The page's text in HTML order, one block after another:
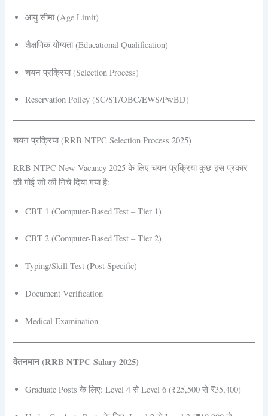
आयु सीमा (Age Limit)
शैक्षणिक योग्यता (Educational Qualification)
चयन प्रक्रिया (Selection Process)
Reservation Policy (SC/ST/OBC/EWS/PwBD)
चयन प्रक्रिया (RRB NTPC Selection Process 2025)
RRB NTPC New Vacancy 2025 के लिए चयन प्रक्रिया कुछ इस प्रकार
की गोई जो की निचे दिया गया है:
CBT 1 (Computer-Based Test – Tier 1)
CBT 2 (Computer-Based Test – Tier 2)
Typing/Skill Test (Post Specific)
Document Verification
Medical Examination
वेतनमान (RRB NTPC Salary 2025)
Graduate Posts के लिए: Level 4 से Level 6 (₹25,500 से ₹35,400)